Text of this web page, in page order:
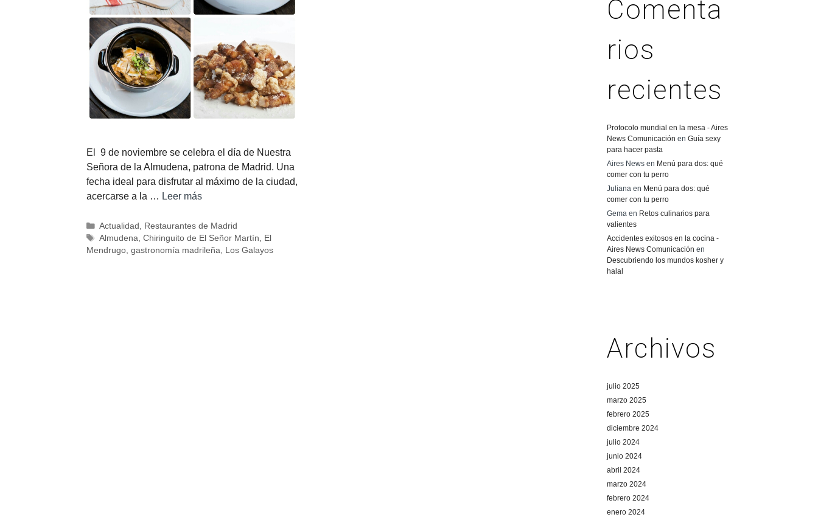
El 9 de noviembre se celebra el día de Nuestra
Señora de la Almudena, patrona de Madrid. Una
fecha ideal para disfrutar al máximo de la ciudad,
acercarse a la … Leer más
Actualidad , Restaurantes de Madrid
Almudena,Chiringuito de El Señor Martín, El
Mendrugo, gastronomía madrileña, Los Galayos
Comenta
rios
recientes
Protocolo mundial en la mesa - Aires
News Comunicación en Guía sexy
para hacer pasta
Aires News en Menú para dos: qué
comer con tu perro
Juliana en Menú para dos: qué
comer con tu perro
Gema en Retos culinarios para
valientes
Accidentes exitosos en la cocina -
Aires News Comunicación en
Descubriendo los mundos kosher y
halal
Archivos
julio 2025
marzo 2025
febrero 2025
diciembre 2024
julio 2024
junio 2024
abril 2024
marzo 2024
febrero 2024
enero 2024